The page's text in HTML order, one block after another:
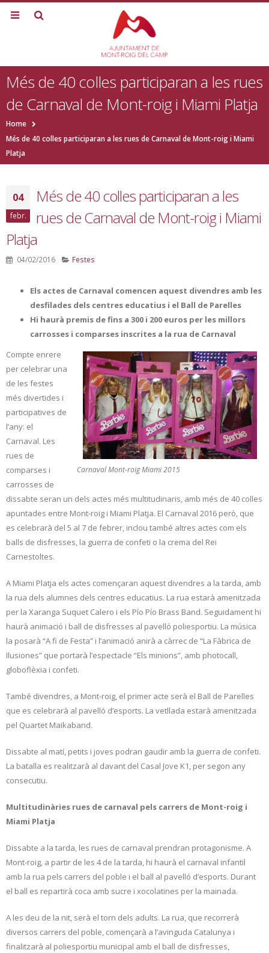
Més de 40 colles participaran a les rues
de Carnaval de Mont-roig i Miami Platja
Home
Més de 40 colles participaran a les rues de Carnaval de Mont-roig i Miami
Platja
04
febr.
Més de 40 colles participaran a les
rues de Carnaval de Mont-roig i Miami
Platja
04/02/2016 Festes
Els actes de Carnaval comencen aquest divendres amb les
desfilades dels centres educatius i el Ball de Parelles
Hi haurà premis de fins a 300 i 200 euros per les millors
carrosses i comparses inscrites a la rua de Carnaval
Carnaval Mont-roig Miami 2015
Compte enrere
per celebrar una
de les festes
més divertides i
participatives de
l’any: el
Carnaval. Les
rues de
comparses i
carrosses de
dissabte seran un dels actes més multitudinaris, amb més de 40 colles
apuntades entre Mont-roig i Miami Platja. El Carnaval 2016 però, que
es celebrarà del 5 al 7 de febrer, inclou també altres actes com els
balls de disfresses, la guerra de confeti o la crema del Rei
Carnestoltes.
A Miami Platja els actes començaran aquest divendres a la tarda, amb
la rua dels alumnes dels centres educatius. La rua estarà amenitzada
per la Xaranga Suquet Calero i els Pío Pío Brass Band. Seguidament hi
haurà animació i ball de disfresses al pavelló poliesportiu. La música
la posarà “A fi de Festa” i l’animació anirà a càrrec de “La Fàbrica de
Ilusiones” que portarà l’espectacle “Els minions”, amb photocall,
globoflèxia i confeti.
També divendres, a Mont-roig, el primer acte serà el Ball de Parelles
que es celebrarà al pavelló d’esports. La vetllada estarà amenitzada
pel Quartet Maikaband.
Dissabte al matí, petits i joves podran gaudir amb la guerra de confeti.
La batalla es realitzarà al davant del Casal Jove K1, per segon any
consecutiu.
Multitudinàries rues de carnaval pels carrers de Mont-roig i
Miami Platja
Dissabte a la tarda, les rues de carnaval prendran protagonisme. A
Mont-roig, a partir de les 4 de la tarda, hi haurà el carnaval infantil
amb la rua pels carrers del poble i el ball al pavelló d’esports. Durant
el ball es repartirà coca amb sucre i xocolatines per la mainada.
A les deu de la nit, serà el torn dels adults. La rua, que recorrerà
diversos carrers del poble, començarà a l’avinguda Catalunya i
finalitzarà al poliesportiu municipal amb el ball de disfresses,